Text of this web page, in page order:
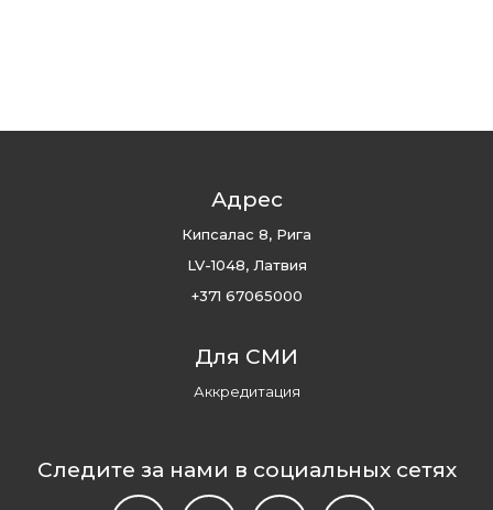
Адрес
Кипсалас 8, Рига
LV-1048, Латвия
+371 67065000
Для СМИ
Аккредитация
Следите за нами в социальных сетях